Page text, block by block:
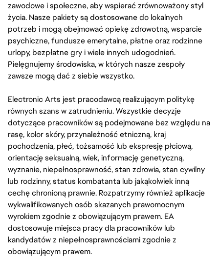
zawodowe i społeczne, aby wspierać zrównoważony styl
życia. Nasze pakiety są dostosowane do lokalnych
potrzeb i mogą obejmować opiekę zdrowotną, wsparcie
psychiczne, fundusze emerytalne, płatne oraz rodzinne
urlopy, bezpłatne gry i wiele innych udogodnień.
Pielęgnujemy środowiska, w których nasze zespoły
zawsze mogą dać z siebie wszystko.
Electronic Arts jest pracodawcą realizującym politykę
równych szans w zatrudnieniu. Wszystkie decyzje
dotyczące pracowników są podejmowane bez względu na
rasę, kolor skóry, przynależność etniczną, kraj
pochodzenia, płeć, tożsamość lub ekspresję płciową,
orientację seksualną, wiek, informację genetyczną,
wyznanie, niepełnosprawność, stan zdrowia, stan cywilny
lub rodzinny, status kombatanta lub jakąkolwiek inną
cechę chronioną prawnie. Rozpatrzymy również aplikacje
wykwalifikowanych osób skazanych prawomocnym
wyrokiem zgodnie z obowiązującym prawem. EA
dostosowuje miejsca pracy dla pracowników lub
kandydatów z niepełnosprawnościami zgodnie z
obowiązującym prawem.